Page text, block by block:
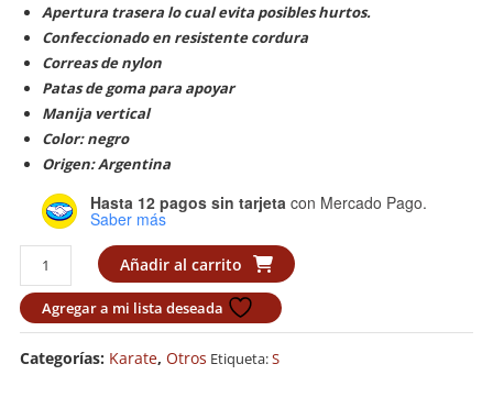
Apertura trasera lo cual evita posibles hurtos.
Confeccionado en resistente cordura
Correas de nylon
Patas de goma para apoyar
Manija vertical
Color: negro
Origen: Argentina
Hasta 12 pagos sin tarjeta con Mercado Pago.
Saber más
Mochila
Shin
Shu
Kan
cantidad
Añadir al carrito
Agregar a mi lista deseada
Categorías: Karate, Otros Etiqueta:S